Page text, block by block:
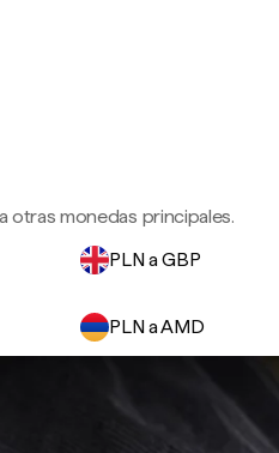
otras monedas principales.
PLN a GBP
PLN a AMD